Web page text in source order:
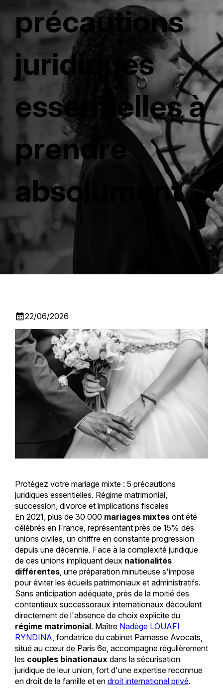
précautions
juridiques
essentielles à
prendre
absolument
calendar_month22/06/2026
Protégez votre mariage mixte : 5 précautions
juridiques essentielles. Régime matrimonial,
succession, divorce et implications fiscales
En 2021, plus de 30 000 mariages mixtesont été
célébrés en France, représentant près de 15% des
unions civiles, un chiffre en constante progression
depuis une décennie. Face à la complexité juridique
de ces unions impliquant deux nationalités
différentes, une préparation minutieuse s'impose
pour éviter les écueils patrimoniaux et administratifs.
Sans anticipation adéquate, près de la moitié des
contentieux successoraux internationaux découlent
directement de l'absence de choix explicite du
régime matrimonial. Maître Nadège LOUAFI
RYNDINA , fondatrice du cabinet Parnasse Avocats,
situé au cœur de Paris 6e, accompagne régulièrement
les couples binationaux dans la sécurisation
juridique de leur union, fort d'une expertise reconnue
en droit de la famille et en droit international privé.